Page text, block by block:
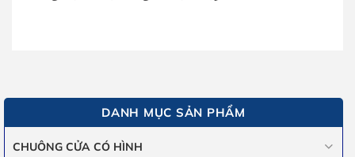
DANH MỤC SẢN PHẨM
CHUÔNG CỬA CÓ HÌNH